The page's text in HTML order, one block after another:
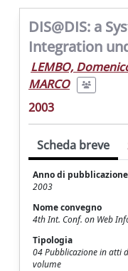
DIS@DIS: a
Integration
LEMBO,
MARCO
2003
Scheda breve
Anno di pubblicazione
2003
Nome convegno
4th Int. Conf. on Web
Tipologia
04 Pubblicazione in atti
volume